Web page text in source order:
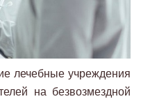
лечебные учреждения
на безвозмездной